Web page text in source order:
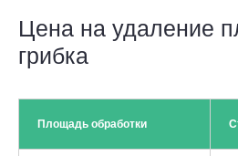
Цена на удаление
грибка
Площадь обработки